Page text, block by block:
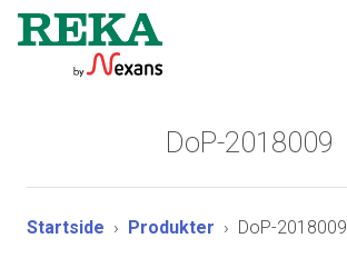
DoP-2018009
Startside Produkter DoP-2018009